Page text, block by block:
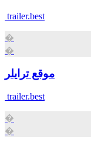
trailer.best
�
�
موقع ترايلر
trailer.best
�
�